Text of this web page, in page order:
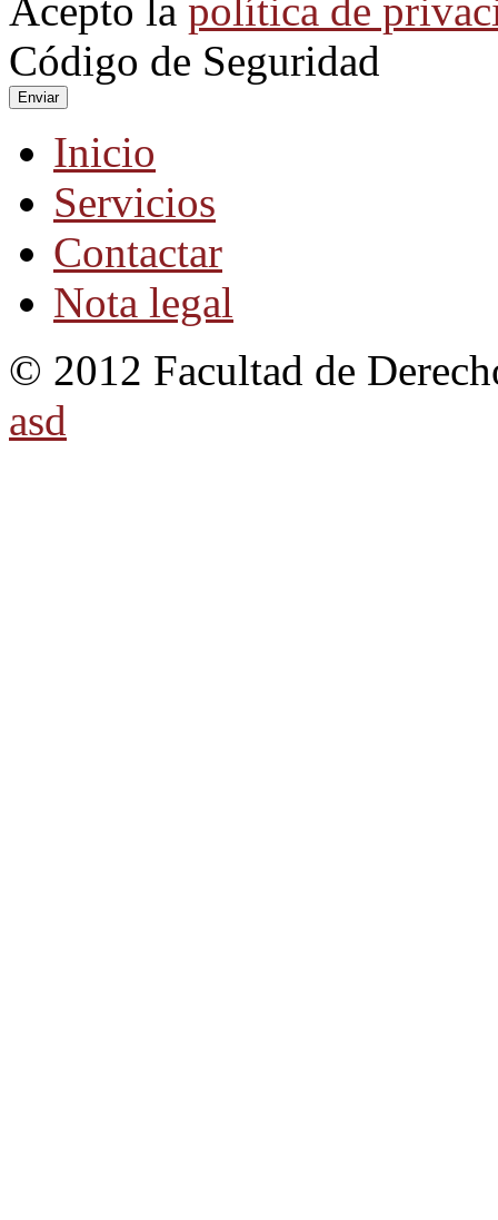
Acepto la política de
Código de Seguridad
Enviar
Inicio
Servicios
Contactar
Nota legal
© 2012 Facultad de
asd